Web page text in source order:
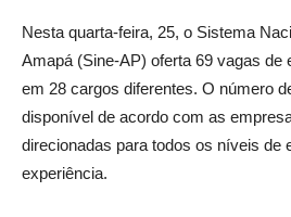
Nesta quarta-feira, 25, o Sistema
Amapá (Sine-AP) oferta 69 vagas de
em 28 cargos diferentes. O número
disponível de acordo com as
direcionadas para todos os níveis de
experiência.